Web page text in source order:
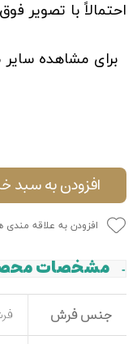
احتمالاً با تصویر
برای مشاهده
افزودن به سبد
افزودن به علاقه مندی
مشخصات
جنس فرش